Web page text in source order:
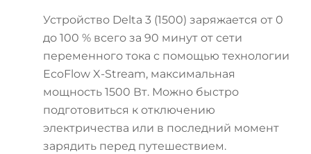
Устройство Delta 3 (1500) заряжается от 0
до 100 % всего за 90 минут от сети
переменного тока с помощью технологии
EcoFlow X-Stream, максимальная
мощность 1500 Вт. Можно быстро
подготовиться к отключению
электричества или в последний момент
зарядить перед путешествием.